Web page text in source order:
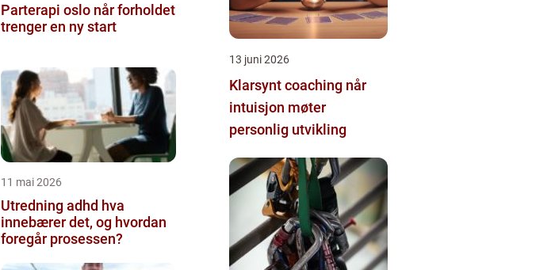
Parterapi oslo når forholdet
trenger en ny start
11 mai 2026
Utredning adhd hva
innebærer det, og hvordan
foregår prosessen?
13 juni 2026
Klarsynt coaching når
intuisjon møter
personlig utvikling